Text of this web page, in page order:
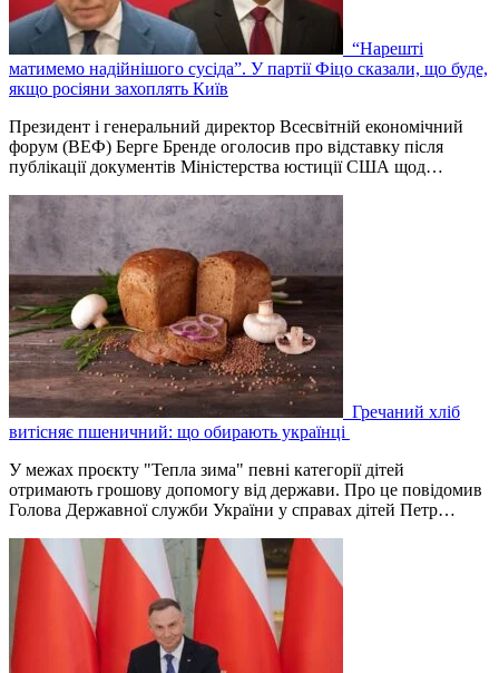
“Нарешті
матимемо надійнішого сусіда”. У партії Фіцо сказали, що буде,
якщо росіяни захоплять Київ
Президент і генеральний директор Всесвітній економічний
форум (ВЕФ) Берге Бренде оголосив про відставку після
публікації документів Міністерства юстиції США щод…
Гречаний хліб
витісняє пшеничний: що обирають українці
У межах проєкту "Тепла зима" певні категорії дітей
отримають грошову допомогу від держави. Про це повідомив
Голова Державної служби України у справах дітей Петр…